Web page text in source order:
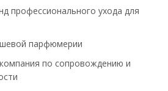
профессионального ухода для
парфюмерии
компания по сопровождению и